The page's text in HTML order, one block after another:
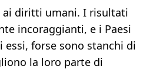
diritti umani. I risultati
incoraggianti, e i Paesi
forse sono stanchi di
la loro parte di